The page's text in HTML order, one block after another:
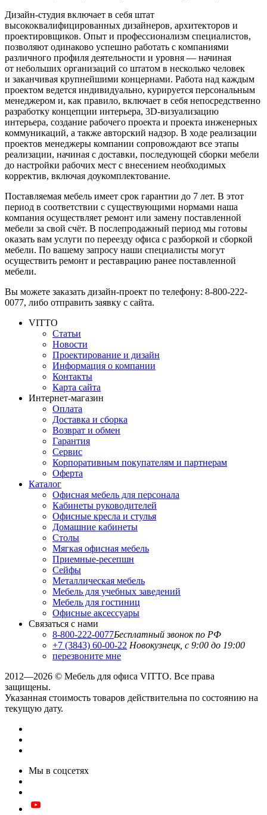
Дизайн-студия включает в себя штат
высококвалифицированных дизайнеров, архитекторов и
проектировщиков. Опыт и профессионализм специалистов,
позволяют одинаково успешно работать с компаниями
различного профиля деятельности и уровня — начиная
от небольших организаций со штатом в несколько человек
и заканчивая крупнейшими концернами. Работа над каждым
проектом ведется индивидуально, курируется персональным
менеджером и, как правило, включает в себя непосредственно
разработку концепции интерьера, 3D-визуализацию
интерьера, создание рабочего проекта и проекта инженерных
коммуникаций, а также авторский надзор. В ходе реализации
проектов менеджеры компании сопровождают все этапы
реализации, начиная с доставки, последующей сборки мебели
до настройки рабочих мест с внесением необходимых
корректив, включая доукомплектование.
Поставляемая мебель имеет срок гарантии до 7 лет. В этот
период в соответствии с существующими нормами наша
компания осуществляет ремонт или замену поставленной
мебели за свой счёт. В послепродажный период мы готовы
оказать вам услуги по переезду офиса с разборкой и сборкой
мебели. По вашему запросу наши специалисты могут
осуществить ремонт и реставрацию ранее поставленной
мебели.
Вы можете заказать дизайн-проект по телефону: 8-800-222-
0077, либо отправить заявку с сайта.
VITTO
Статьи
Новости
Проектирование и дизайн
Информация о компании
Контакты
Карта сайта
Интернет-магазин
Оплата
Доставка и сборка
Возврат и обмен
Гарантия
Сервис
Корпоративным покупателям и партнерам
Оферта
Каталог
Офисная мебель для персонала
Кабинеты руководителей
Офисные кресла и стулья
Домашние кабинеты
Столы
Мягкая офисная мебель
Приемные-ресепшн
Сейфы
Металлическая мебель
Мебель для учебных заведений
Мебель для гостиниц
Офисные аксессуары
Связаться с нами
8-800-222-0077Бесплатный звонок по РФ
+7 (3843) 60-00-22 Новокузнецк, с 9:00 до 19:00
перезвоните мне
2012—2026 © Мебель для офиса VITTO. Все права
защищены.
Указанная стоимость товаров действительна по состоянию на
текущую дату.
Мы в соцсетях